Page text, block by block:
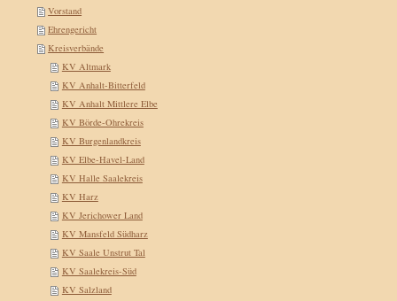
Vorstand
Ehrengericht
Kreisverbände
KV Altmark
KV Anhalt-Bitterfeld
KV Anhalt Mittlere Elbe
KV Börde-Ohrekreis
KV Burgenlandkreis
KV Elbe-Havel-Land
KV Halle Saalekreis
KV Harz
KV Jerichower Land
KV Mansfeld Südharz
KV Saale Unstrut Tal
KV Saalekreis-Süd
KV Salzland